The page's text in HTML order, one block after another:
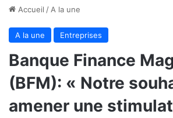
Accueil / A la une
A la une Entreprises
Banque Finance
(BFM): « Notre
amener une